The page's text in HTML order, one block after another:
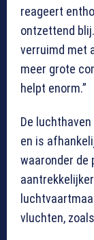
reageert
ontzettend
verruimd met
meer grote
helpt enorm.”
De
en is
waaronder de
vluchten,